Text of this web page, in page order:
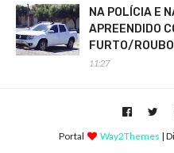
NA POLÍCIA E
APREENDIDO
FURTO/ROUBO
11:27
Portal Way2Themes |